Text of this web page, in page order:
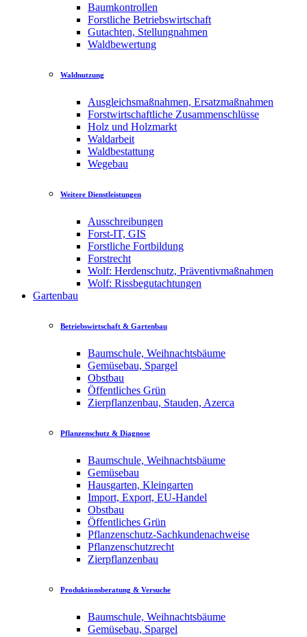
Baumkontrollen
Forstliche Betriebswirtschaft
Gutachten, Stellungnahmen
Waldbewertung
Waldnutzung
Ausgleichsmaßnahmen, Ersatzmaßnahmen
Forstwirtschaftliche Zusammenschlüsse
Holz und Holzmarkt
Waldarbeit
Waldbestattung
Wegebau
Weitere Dienstleistungen
Ausschreibungen
Forst-IT, GIS
Forstliche Fortbildung
Forstrecht
Wolf: Herdenschutz, Präventivmaßnahmen
Wolf: Rissbegutachtungen
Gartenbau
Betriebswirtschaft & Gartenbau
Baumschule, Weihnachtsbäume
Gemüsebau, Spargel
Obstbau
Öffentliches Grün
Zierpflanzenbau, Stauden, Azerca
Pflanzenschutz & Diagnose
Baumschule, Weihnachtsbäume
Gemüsebau
Hausgarten, Kleingarten
Import, Export, EU-Handel
Obstbau
Öffentliches Grün
Pflanzenschutz-Sachkundenachweise
Pflanzenschutzrecht
Zierpflanzenbau
Produktionsberatung & Versuche
Baumschule, Weihnachtsbäume
Gemüsebau, Spargel